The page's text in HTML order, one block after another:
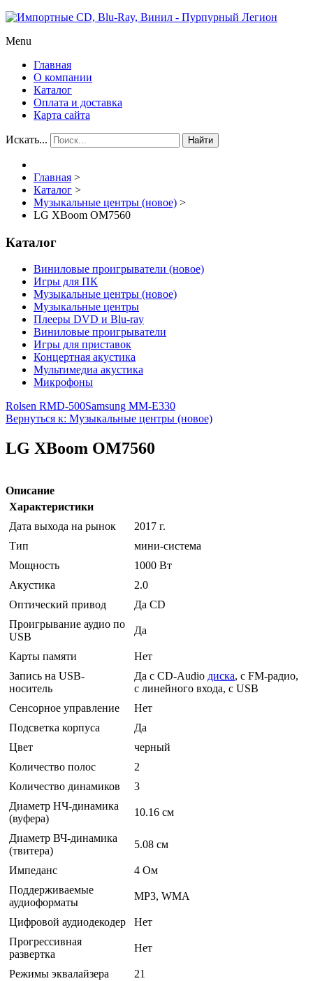
Menu
Главная
О компании
Каталог
Оплата и доставка
Карта сайта
Искать... Найти
Главная >
Каталог >
Музыкальные центры (новое) >
LG XBoom OM7560
Каталог
Виниловые проигрыватели (новое)
Игры для ПК
Музыкальные центры (новое)
Музыкальные центры
Плееры DVD и Blu-ray
Виниловые проигрыватели
Игры для приставок
Концертная акустика
Мультимедиа акустика
Микрофоны
Rolsen RMD-500Samsung MM-E330
Вернуться к: Музыкальные центры (новое)
LG XBoom OM7560
Описание
Характеристики
Дата выхода на рынок
2017 г.
Тип
мини-система
Мощность
1000 Вт
Акустика
2.0
Оптический привод
Да CD
Проигрывание аудио по
USB
Да
Карты памяти
Нет
Запись на USB-
носитель
Да с CD-Audio диска, с FM-радио,
с линейного входа, с USB
Сенсорное управление
Нет
Подсветка корпуса
Да
Цвет
черный
Количество полос
2
Количество динамиков
3
Диаметр НЧ-динамика
(вуфера)
10.16 см
Диаметр ВЧ-динамика
(твитера)
5.08 см
Импеданс
4 Ом
Поддерживаемые
аудиоформаты
MP3, WMA
Цифровой аудиодекодер
Нет
Прогрессивная
развертка
Нет
Режимы эквалайзера
21